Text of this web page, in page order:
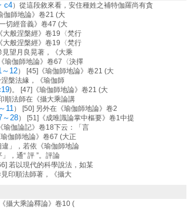
c4）從這段敘來看，安住種姓之補特伽羅尚有貪
伽師地論》卷21 (大
切經音義》卷47 (大
大般涅槃經》卷19〈梵行
大般涅槃經》卷19〈梵行
見望月良晃著，《大乘
瑜伽師地論》卷67〈決擇
～12） [45]《瑜伽師地論》卷21 (大
槃法緣，《瑜伽師
)。 [47]《瑜伽師地論》卷21 (大
順法師在《攝大乘論講
11） [50] 另外在《瑜伽師地論》卷2
～28） [51]《成唯識論掌中樞要》卷1中提
瑜伽論記》卷18下云：「言
伽師地論》卷67 (大正
」，若依《瑜伽師地論
，通“ 評 ”。評論
若以現代的科學說法，如某
印順法師著，《攝大
攝大乘論釋論》卷10 (